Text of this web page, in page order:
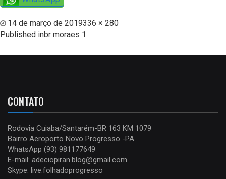
14 de março de 2019336 × 280
Published inbr moraes 1
CONTATO
Rodovia Cuiaba/Santarém-BR 163 KM 1079
Bairro Aeroporto Novo Progresso -PA
WhatsApp (93) 981177649
E-mail: adeciopiran.blog@gmail.com
Skype: live:folhadoprogresso